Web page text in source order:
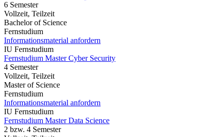
6 Semester
Vollzeit, Teilzeit
Bachelor of Science
Fernstudium
Informationsmaterial anfordern
IU Fernstudium
Fernstudium Master Cyber Security
4 Semester
Vollzeit, Teilzeit
Master of Science
Fernstudium
Informationsmaterial anfordern
IU Fernstudium
Fernstudium Master Data Science
2 bzw. 4 Semester